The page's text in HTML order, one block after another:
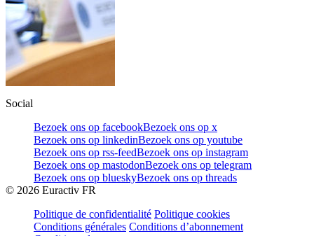
Social
Bezoek ons op facebookBezoek ons op x
Bezoek ons op linkedinBezoek ons op youtube
Bezoek ons op rss-feedBezoek ons op instagram
Bezoek ons op mastodonBezoek ons op telegram
Bezoek ons op blueskyBezoek ons op threads
© 2026 Euractiv FR
Politique de confidentialité Politique cookies
Conditions générales Conditions d’abonnement